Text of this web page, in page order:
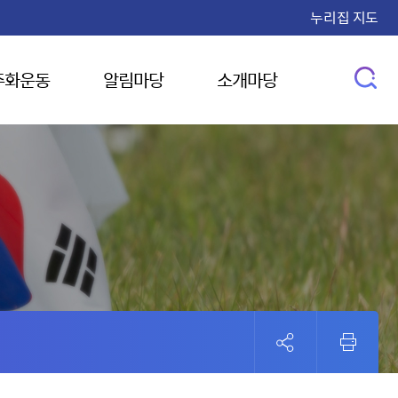
누리집 지도
운동 알림마당 소개마당